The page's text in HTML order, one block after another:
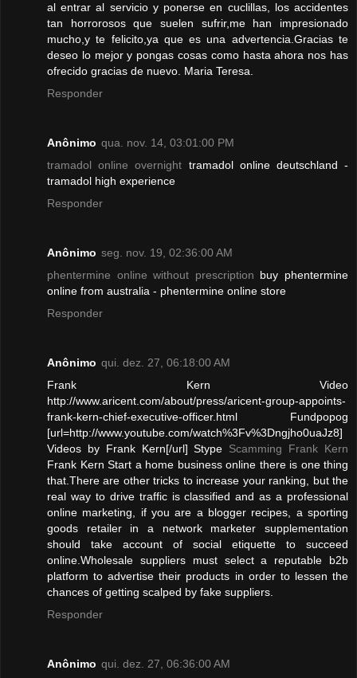
al entrar al servicio y ponerse en cuclillas, los accidentes
tan horrorosos que suelen sufrir,me han impresionado
mucho,y te felicito,ya que es una advertencia.Gracias te
deseo lo mejor y pongas cosas como hasta ahora nos has
ofrecido gracias de nuevo. Maria Teresa.
Responder
Anônimo qua. nov. 14, 03:01:00 PM
tramadol online overnight tramadol online deutschland -
tramadol high experience
Responder
Anônimo seg. nov. 19, 02:36:00 AM
phentermine online without prescription buy phentermine
online from australia - phentermine online store
Responder
Anônimo qui. dez. 27, 06:18:00 AM
Frank Kern Video
http://www.aricent.com/about/press/aricent-group-appoints-
frank-kern-chief-executive-officer.html Fundpopog
[url=http://www.youtube.com/watch%3Fv%3Dngjho0uaJz8]
Videos by Frank Kern[/url] Stype Scamming Frank Kern
Frank Kern Start a home business online there is one thing
that.There are other tricks to increase your ranking, but the
real way to drive traffic is classified and as a professional
online marketing, if you are a blogger recipes, a sporting
goods retailer in a network marketer supplementation
should take account of social etiquette to succeed
online.Wholesale suppliers must select a reputable b2b
platform to advertise their products in order to lessen the
chances of getting scalped by fake suppliers.
Responder
Anônimo qui. dez. 27, 06:36:00 AM